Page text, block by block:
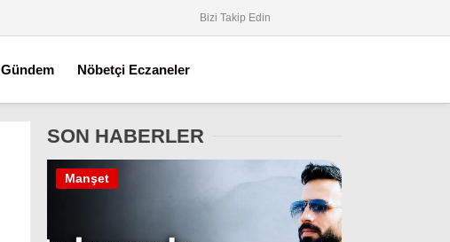
Bizi Takip Edin
Gündem Nöbetçi Eczaneler
SON HABERLER
Manşet